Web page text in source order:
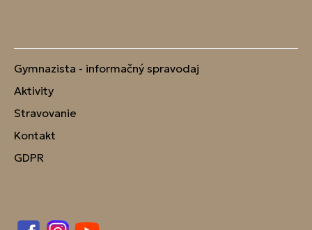
Gymnazista - informačný spravodaj
Aktivity
Stravovanie
Kontakt
GDPR